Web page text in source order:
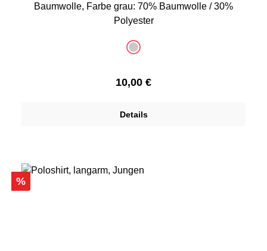
Baumwolle, Farbe grau: 70% Baumwolle / 30%
Polyester
grau
(Diese Option ist zurzeit nicht verfügbar.)
Regulärer Preis:
10,00 €
Details
Rabatt
%